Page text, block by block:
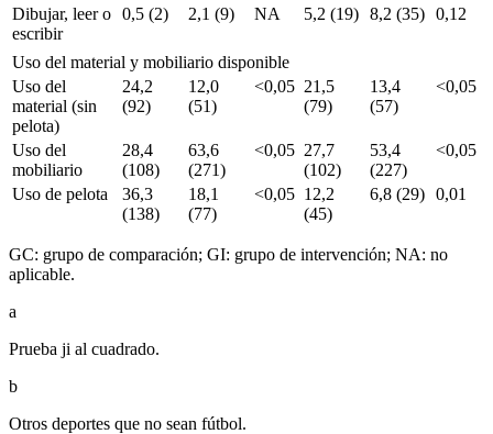
Dibujar, leer o
escribir
0,5 (2) 2,1 (9) NA 5,2 (19) 8,2 (35) 0,12
Uso del material y mobiliario disponible
Uso del
material (sin
pelota)
24,2
(92)
12,0
(51)
<0,05 21,5
(79)
13,4
(57)
<0,05
Uso del
mobiliario
28,4
(108)
63,6
(271)
<0,05 27,7
(102)
53,4
(227)
<0,05
Uso de pelota
36,3
(138)
18,1
(77)
<0,05 12,2
(45)
6,8 (29) 0,01
GC: grupo de comparación; GI: grupo de intervención; NA: no
aplicable.
a
Prueba ji al cuadrado.
b
Otros deportes que no sean fútbol.